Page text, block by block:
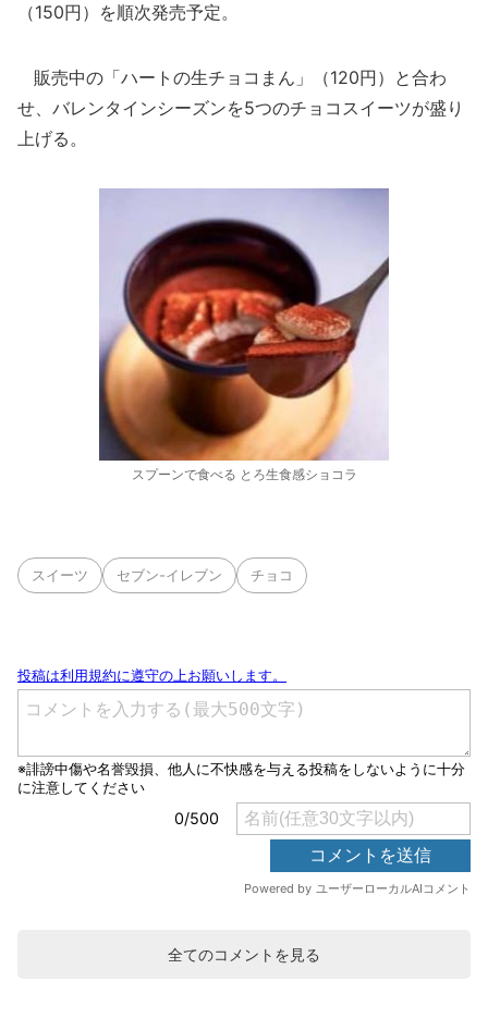
（150円）を順次発売予定。
販売中の「ハートの生チョコまん」（120円）と合わ
せ、バレンタインシーズンを5つのチョコスイーツが盛り
上げる。
スプーンで食べる とろ生食感ショコラ
スイーツ セブン-イレブン チョコ
全てのコメントを見る